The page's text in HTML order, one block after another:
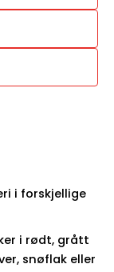
i forskjellige
i rødt, grått
snøflak eller